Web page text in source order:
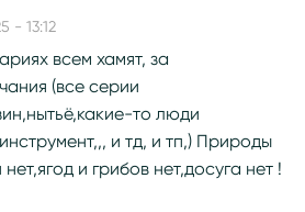
- 13:12
всем хамят, за
(все серии
то люди
и тд, и тп,) Природы
и грибов нет,досуга нет !